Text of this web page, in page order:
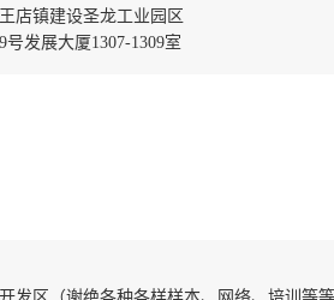
店镇建设圣龙工业园区
发展大厦1307-1309室